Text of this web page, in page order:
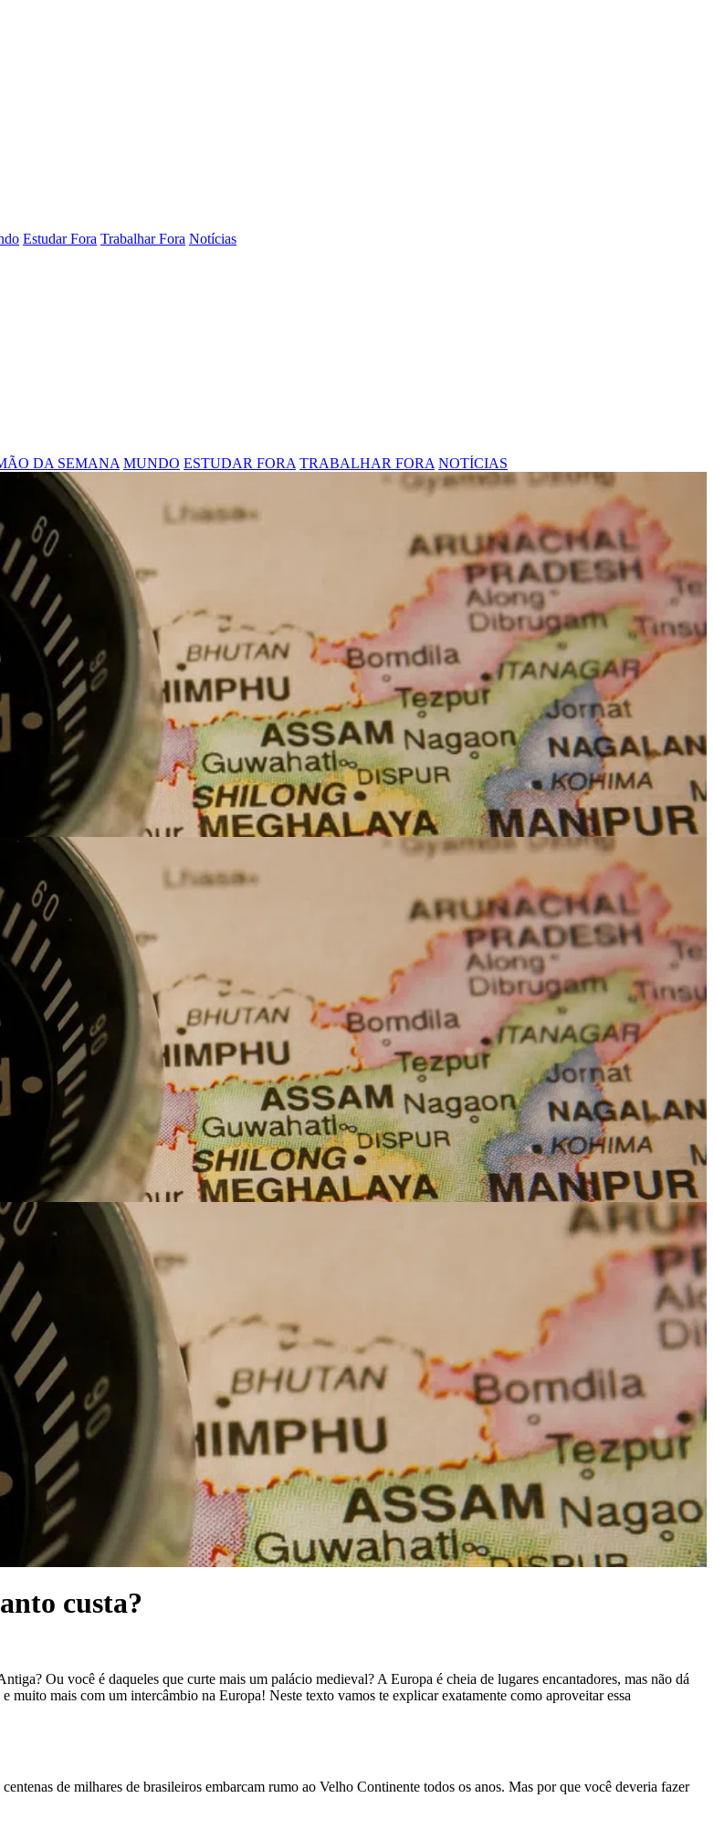
Estudar Fora Trabalhar Fora Notícias
DA SEMANA MUNDO ESTUDAR FORA TRABALHAR FORA NOTÍCIAS
custa?
Ou você é daqueles que curte mais um palácio medieval? A Europa é cheia de lugares encantadores, mas não dá
mais com um intercâmbio na Europa! Neste texto vamos te explicar exatamente como aproveitar essa
de milhares de brasileiros embarcam rumo ao Velho Continente todos os anos. Mas por que você deveria fazer